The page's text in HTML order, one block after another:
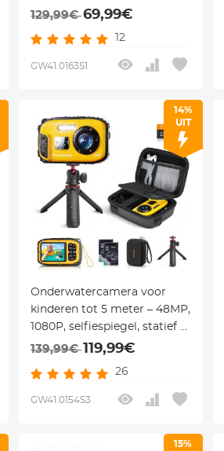
18x zoom & macromodus –
– Kentfaith
129,99€69,99€
12
GW41.0163S1
14%
UIT
Onderwatercamera voor
kinderen tot 5 meter – 48MP,
1080P, selfiespiegel, statief &
EVA case – geel – cadeau
139,99€ 119,99€
26
GW41.0154S3
15%